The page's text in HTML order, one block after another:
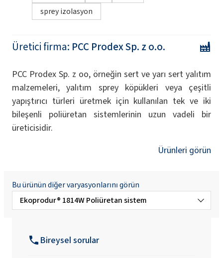
sprey izolasyon
Üretici firma: PCC Prodex Sp. z o.o.
PCC Prodex Sp. z oo, örneğin sert ve yarı sert yalıtım
malzemeleri, yalıtım sprey köpükleri veya çeşitli
yapıştırıcı türleri üretmek için kullanılan tek ve iki
bileşenli poliüretan sistemlerinin uzun vadeli bir
üreticisidir.
Ürünleri görün
Bu ürünün diğer varyasyonlarını görün
Ekoprodur® 1814W Poliüretan sistem
Bireysel sorular